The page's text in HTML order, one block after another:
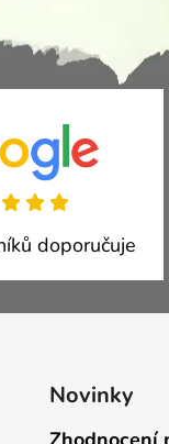
doporučuje
Novinky